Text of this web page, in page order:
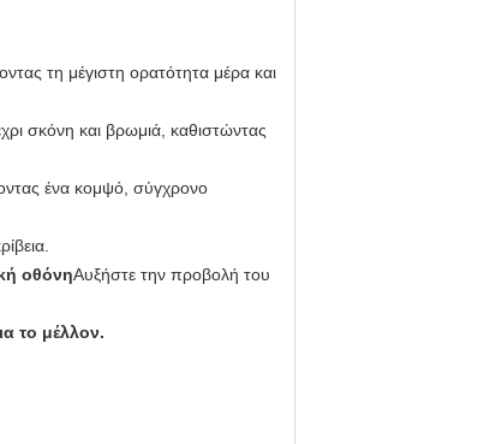
τη μέγιστη ορατότητα μέρα και
σκόνη και βρωμιά, καθιστώντας
ένα κομψό, σύγχρονο
οθόνηΑυξήστε την προβολή του
το μέλλον.